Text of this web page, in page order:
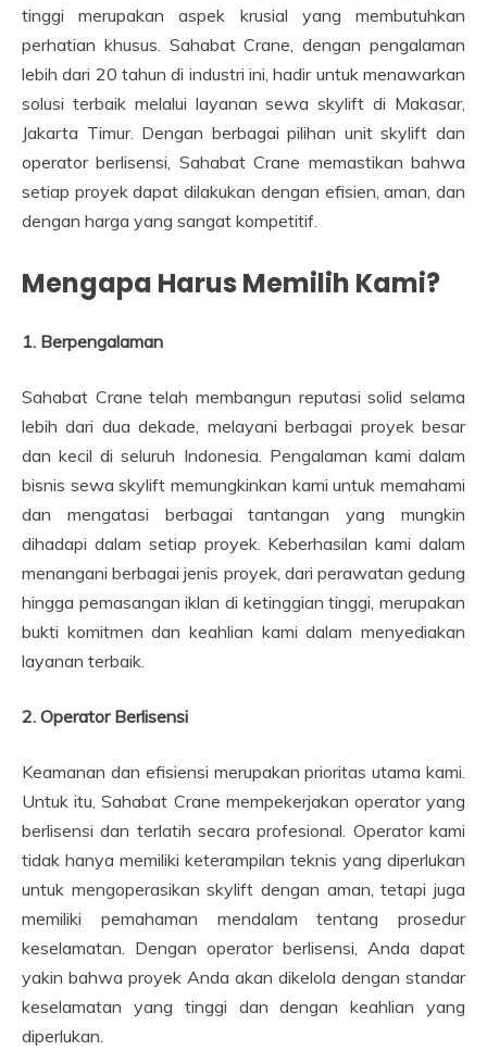
tinggi merupakan aspek krusial yang membutuhkan
perhatian khusus. Sahabat Crane, dengan pengalaman
lebih dari 20 tahun di industri ini, hadir untuk menawarkan
solusi terbaik melalui layanan sewa skylift di Makasar,
Jakarta Timur. Dengan berbagai pilihan unit skylift dan
operator berlisensi, Sahabat Crane memastikan bahwa
setiap proyek dapat dilakukan dengan efisien, aman, dan
dengan harga yang sangat kompetitif.
Mengapa Harus Memilih Kami?
1. Berpengalaman
Sahabat Crane telah membangun reputasi solid selama
lebih dari dua dekade, melayani berbagai proyek besar
dan kecil di seluruh Indonesia. Pengalaman kami dalam
bisnis sewa skylift memungkinkan kami untuk memahami
dan mengatasi berbagai tantangan yang mungkin
dihadapi dalam setiap proyek. Keberhasilan kami dalam
menangani berbagai jenis proyek, dari perawatan gedung
hingga pemasangan iklan di ketinggian tinggi, merupakan
bukti komitmen dan keahlian kami dalam menyediakan
layanan terbaik.
2. Operator Berlisensi
Keamanan dan efisiensi merupakan prioritas utama kami.
Untuk itu, Sahabat Crane mempekerjakan operator yang
berlisensi dan terlatih secara profesional. Operator kami
tidak hanya memiliki keterampilan teknis yang diperlukan
untuk mengoperasikan skylift dengan aman, tetapi juga
memiliki pemahaman mendalam tentang prosedur
keselamatan. Dengan operator berlisensi, Anda dapat
yakin bahwa proyek Anda akan dikelola dengan standar
keselamatan yang tinggi dan dengan keahlian yang
diperlukan.